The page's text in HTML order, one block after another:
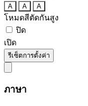
A A A
โหมดสีตัดกันสูง
ปิด
เปิด
รีเซ็ตการตั้งค่า
ภาษา